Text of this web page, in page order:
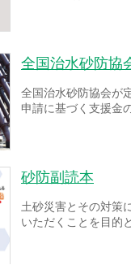
全国治水砂防協
全国治水砂防協会が
申請に基づく支援金
砂防副読本
土砂災害とその対策
いただくことを目的